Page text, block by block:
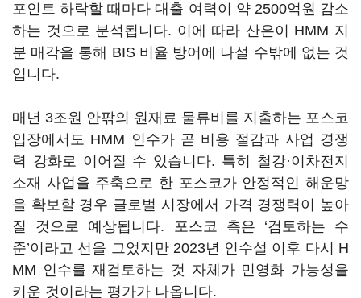
포인트 하락할 때마다 대출 여력이 약 2500억원 감소
하는 것으로 분석됩니다. 이에 따라 산은이 HMM 지
분 매각을 통해 BIS 비율 방어에 나설 수밖에 없는 것
입니다.
매년 3조원 안팎의 원재료 물류비를 지출하는 포스코
입장에서도 HMM 인수가 곧 비용 절감과 사업 경쟁
력 강화로 이어질 수 있습니다. 특히 철강·이차전지
소재 사업을 주축으로 한 포스코가 안정적인 해운망
을 확보할 경우 글로벌 시장에서 가격 경쟁력이 높아
질 것으로 예상됩니다. 포스코 측은 ‘검토하는 수
준’이라고 선을 그었지만 2023년 인수설 이후 다시 H
MM 인수를 재검토하는 것 자체가 민영화 가능성을
키운 것이라는 평가가 나옵니다.